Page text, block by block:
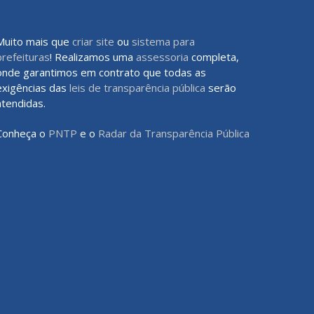
mais que criar site ou sistema para
! Realizamos uma assessoria completa,
garantimos em contrato que todas as
das leis de transparência pública serão
o PNTP e o Radar da Transparência Pública